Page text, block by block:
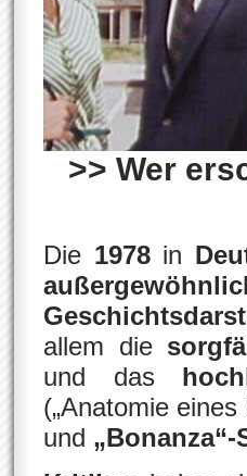
>> Wer
Die 1978 in
allem die
und das
(„Anatomie eines
und „Bonanza“-